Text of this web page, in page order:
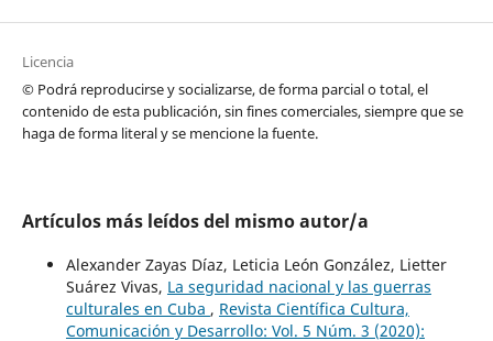
Licencia
© Podrá reproducirse y socializarse, de forma parcial o total, el
contenido de esta publicación, sin fines comerciales, siempre que se
haga de forma literal y se mencione la fuente.
Artículos más leídos del mismo autor/a
Alexander Zayas Díaz, Leticia León González, Lietter
Suárez Vivas, La seguridad nacional y las guerras
culturales en Cuba , Revista Científica Cultura,
Comunicación y Desarrollo: Vol. 5 Núm. 3 (2020):